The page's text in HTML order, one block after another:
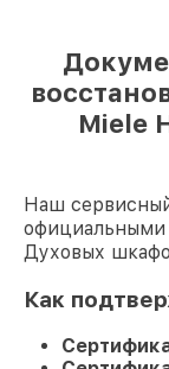
Miele
Наш
официальными
Духовых
Как